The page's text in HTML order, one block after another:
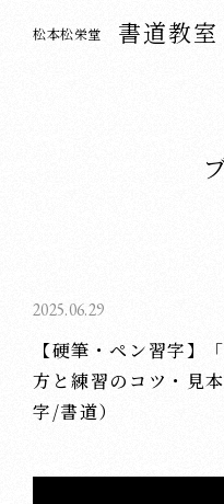
松本松栄堂 書道教室
2025.06.29
【硬筆・ペン習字】
方と練習のコツ・見
字/書道）